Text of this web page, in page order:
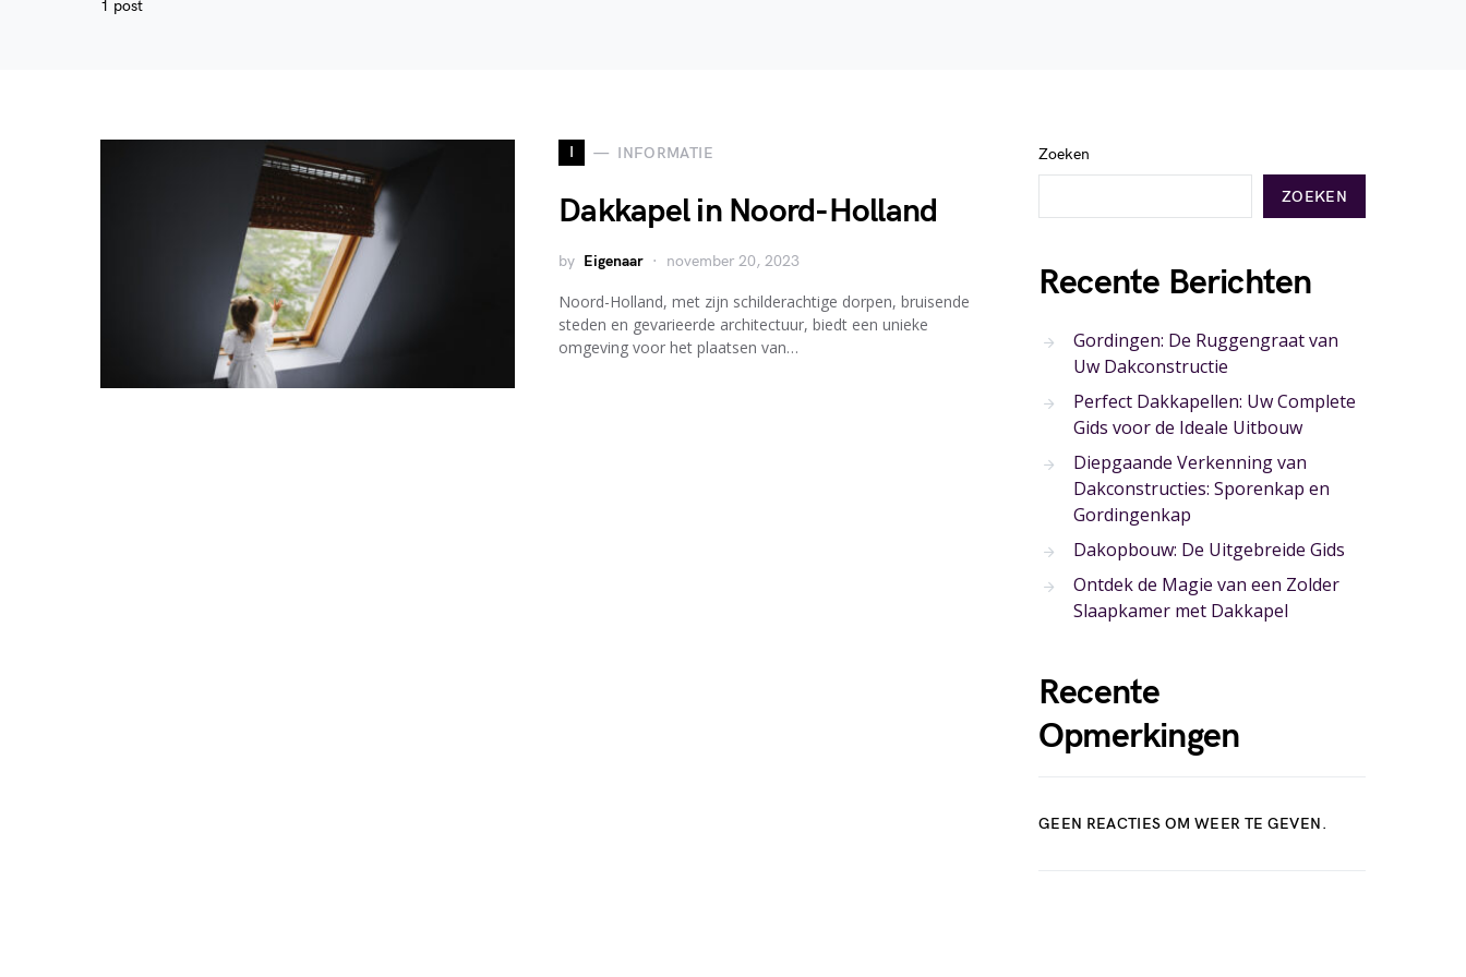
1 post
I INFORMATIE
Dakkapel in Noord-Holland
by Eigenaar november 20, 2023
Noord-Holland, met zijn schilderachtige dorpen, bruisende
steden en gevarieerde architectuur, biedt een unieke
omgeving voor het plaatsen van…
Zoeken
ZOEKEN
Recente Berichten
Gordingen: De Ruggengraat van
Uw Dakconstructie
Perfect Dakkapellen: Uw Complete
Gids voor de Ideale Uitbouw
Diepgaande Verkenning van
Dakconstructies: Sporenkap en
Gordingenkap
Dakopbouw: De Uitgebreide Gids
Ontdek de Magie van een Zolder
Slaapkamer met Dakkapel
Recente
Opmerkingen
GEEN REACTIES OM WEER TE GEVEN.